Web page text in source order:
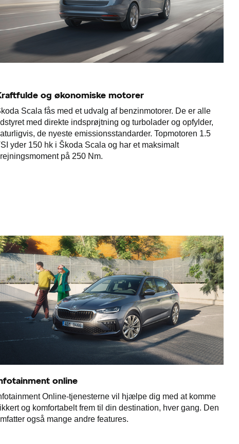
og økonomiske motorer
Scala fås med et udvalg af benzinmotorer. De er alle
med direkte indsprøjtning og turbolader og opfylder,
de nyeste emissionsstandarder. Topmotoren 1.5
yder 150 hk i Škoda Scala og har et maksimalt
på 250 Nm.
online
Online-tjenesterne vil hjælpe dig med at komme
og komfortabelt frem til din destination, hver gang. Den
også mange andre features.